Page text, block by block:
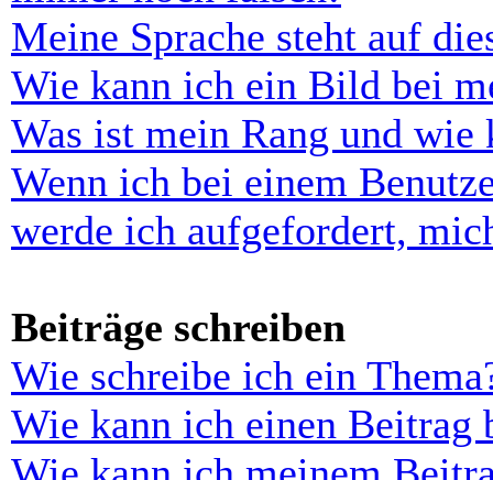
Meine Sprache steht auf
Wie kann ich ein Bild bei
Was ist mein Rang und wie
Wenn ich bei einem
werde ich aufgefordert,
Beiträge schreiben
Wie schreibe ich ein
Wie kann ich einen Beitrag